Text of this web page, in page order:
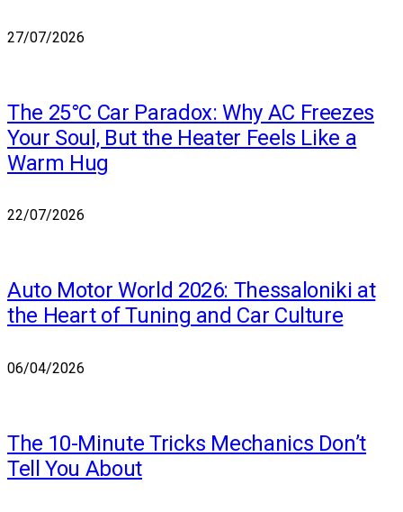
27/07/2026
The 25°C Car Paradox: Why AC Freezes
Your Soul, But the Heater Feels Like a
Warm Hug
22/07/2026
Auto Motor World 2026: Thessaloniki at
the Heart of Tuning and Car Culture
06/04/2026
The 10-Minute Tricks Mechanics Don’t
Tell You About